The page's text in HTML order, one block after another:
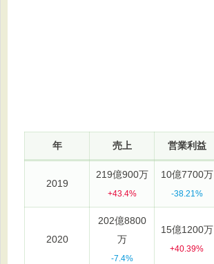
年 売上 営業利益
2019
219億900万
+43.4%
10億7700万
-38.21%
2020
202億8800
万
-7.4%
15億1200万
+40.39%